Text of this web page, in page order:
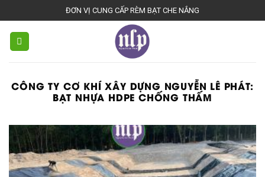
to
content
ĐƠN VỊ CUNG CẤP RÈM BẠT CHE NẮNG
CÔNG TY CƠ KHÍ XÂY DỰNG NGUYỄN LÊ PHÁT:
BẠT NHỰA HDPE CHỐNG THẤM